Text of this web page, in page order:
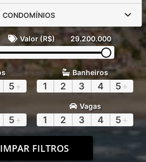
CONDOMÍNIOS
Valor (R$) 29.200.000
5+
Banheiros
1 2 3 4 5+
5+
Vagas
1 2 3 4 5+
FILTROS